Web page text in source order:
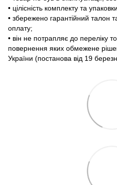
• цілісність комплекту та
• збережено гарантійний талон
оплату;
• він не потрапляє до переліку
повернення яких обмежене
України (постанова від 19